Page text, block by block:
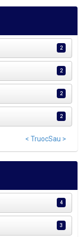
2
2
2
2
< TruocSau >
4
3